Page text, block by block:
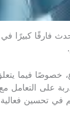
كبيرًا في
خصوصًا فيما
على التعامل
في تحسين